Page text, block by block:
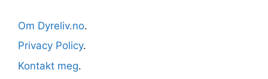
Om Dyreliv.no.
Privacy Policy.
Kontakt meg.